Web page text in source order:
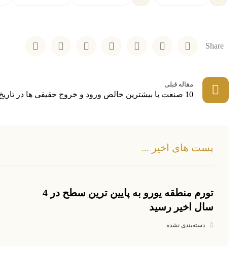
مقاله قبلی
10 صنعت با بیشترین خالص ورود و خروج حقیقی ها در تاریخ 1399/03/17
پست های اخیر ...
تورم منطقه یورو به پایین ترین سطح در 4
سال اخیر رسید
دسته‌بندی نشده